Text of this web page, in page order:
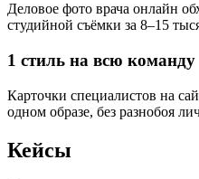
Деловое фото врача онлайн
студийной съёмки за 8–15
1 стиль на всю команду
Карточки специалистов на
одном образе, без разнобоя
Кейсы